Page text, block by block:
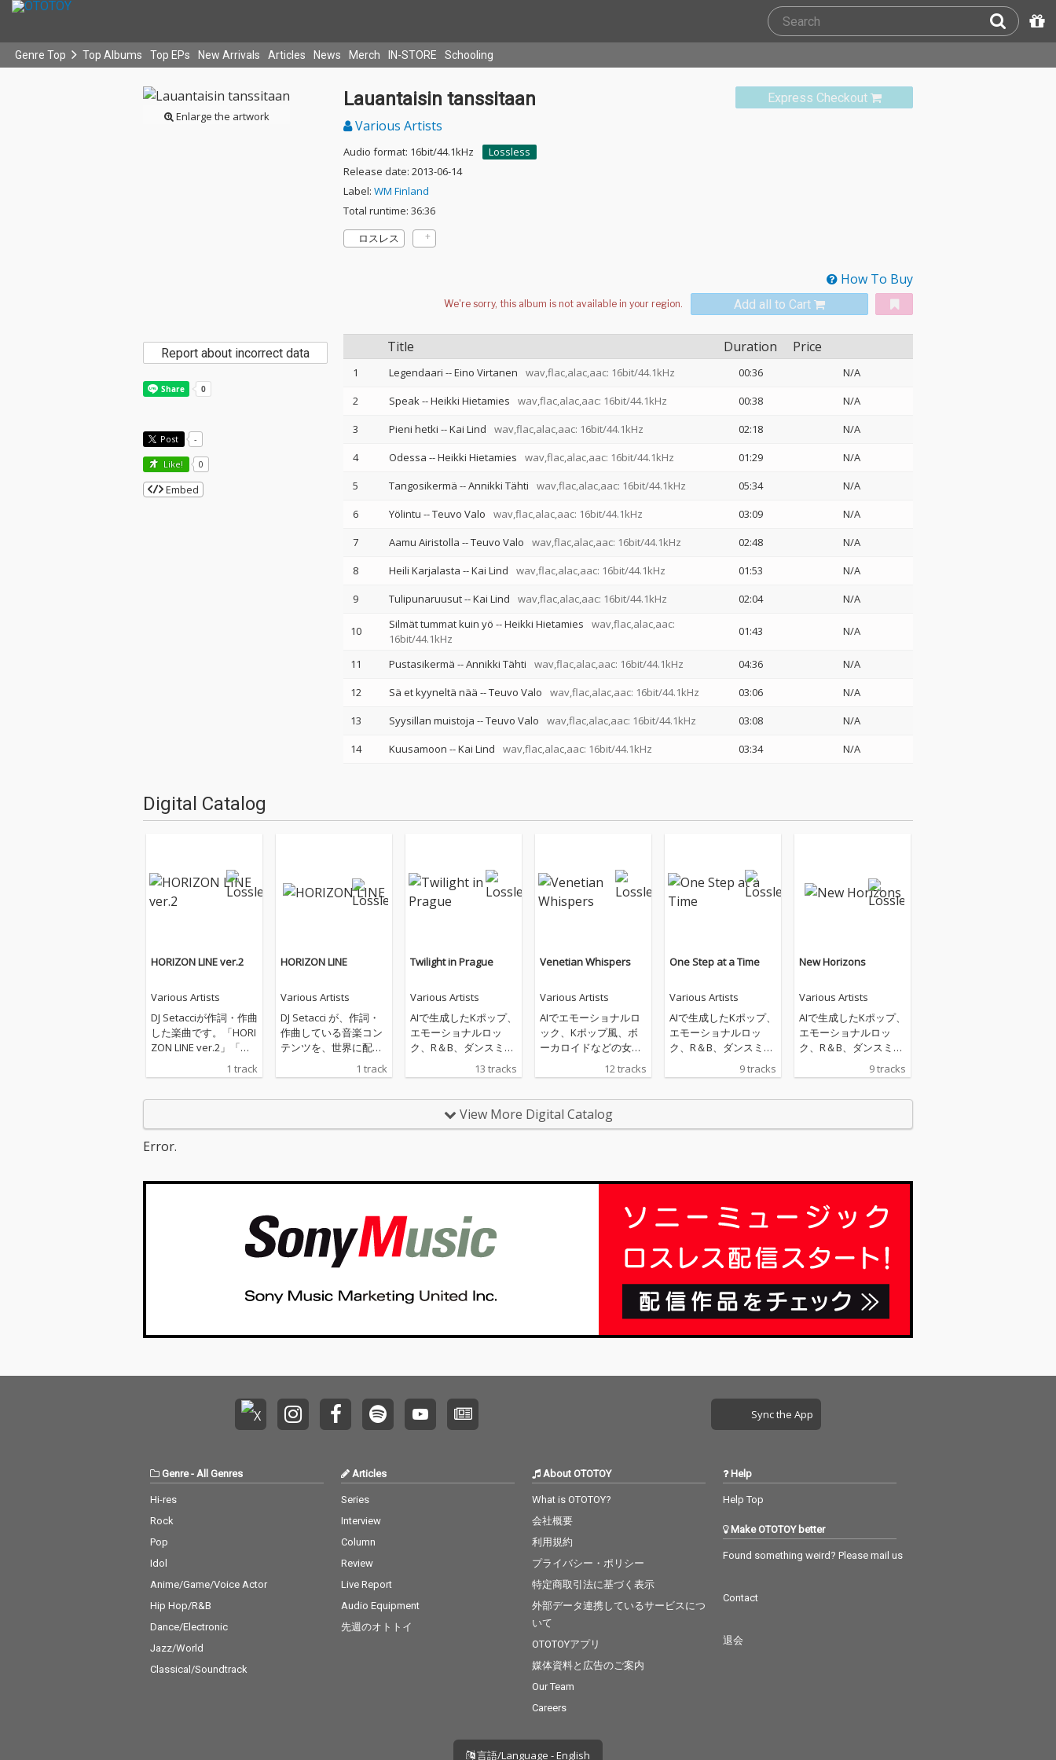
Genre Top Top Albums Top EPs New Arrivals Articles News Merch IN-STORE Schooling
Enlarge the artwork
Express Checkout
Lauantaisin tanssitaan
Various Artists
Audio format: 16bit/44.1kHz
Lossless
Release date: 2013-06-14
Label: WM Finland
Total runtime: 36:36
ロスレス
How To Buy
Add all to Cart
Title Duration Price
1 Legendaari --Eino Virtanen wav,flac,alac,aac: 16bit/44.1kHz 00:36
N/A
2
Speak--Heikki Hietamies wav,flac,alac,aac: 16bit/44.1kHz 00:38
N/A
3
Pieni hetki --Kai Lind wav,flac,alac,aac: 16bit/44.1kHz 02:18
N/A
4
Odessa --Heikki Hietamies wav,flac,alac,aac: 16bit/44.1kHz 01:29
N/A
5
Tangosikermä --Annikki Tähti wav,flac,alac,aac: 16bit/44.1kHz 05:34
N/A
6
Yölintu --Teuvo Valo wav,flac,alac,aac: 16bit/44.1kHz 03:09
N/A
7
Aamu Airistolla --Teuvo Valo wav,flac,alac,aac: 16bit/44.1kHz 02:48
N/A
8
Heili Karjalasta --Kai Lind wav,flac,alac,aac: 16bit/44.1kHz 01:53
N/A
9
Tulipunaruusut--Kai Lind wav,flac,alac,aac: 16bit/44.1kHz 02:04 N/A
10 Silmät tummat kuin yö --Heikki Hietamies
wav,flac,alac,aac:
16bit/44.1kHz
01:43 N/A
11 Pustasikermä --Annikki Tähti wav,flac,alac,aac: 16bit/44.1kHz 04:36
N/A
12
Sä et kyyneltä nää --Teuvo Valo wav,flac,alac,aac: 16bit/44.1kHz 03:06
N/A
13
Syysillan muistoja --Teuvo Valo wav,flac,alac,aac: 16bit/44.1kHz 03:08
N/A
14
Kuusamoon --Kai Lind wav,flac,alac,aac: 16bit/44.1kHz 03:34 N/A
Report about incorrect data
Post -
Like! 0
Embed
Digital Catalog
HORIZON LINE ver.2
Various Artists
DJ Setacciが作詞・作曲
した楽曲です。「HORI
ZON LINE ver.2」「水
として、配信いたしま
の大切さに、想いを込
1 track
HORIZON LINE
Various Artists
DJ Setacci が、作詞・
作曲している音楽コン
テンツを、世界に配信
ンルは、House、R&
1 track
Twilight in Prague
Various Artists
AIで生成したKポップ、
エモーショナルロッ
ク、R＆B、ダンスミュ
ージックの曲を配信し
ています。私の生成し
入りの曲になることを
願っています。
13 tracks
Venetian Whispers
Various Artists
AIでエモーショナルロ
ック、Kポップ風、ボ
ーカロイドなどの女性
す。基本的に英語で、
きなので幅広く、あな
たの生活の中に溶け込
ます。
12 tracks
One Step at a Time
Various Artists
AIで生成したKポップ、
エモーショナルロッ
ク、R＆B、ダンスミュ
ージックの曲を配信し
ています。私の生成し
9 tracks
New Horizons
Various Artists
AIで生成したKポップ、
エモーショナルロッ
ク、R＆B、ダンスミュ
ージックの曲を配信し
ています。私の生成し
9 tracks
View More Digital Catalog
Error.
Sync the App
Genre- All Genres
Hi-res
Rock
Pop
Idol
Anime/Game/Voice Actor
Hip Hop/R&B
Dance/Electronic
Jazz/World
Classical/Soundtrack
Articles
Series
Interview
Column
Review
Live Report
Audio Equipment
先週のオトトイ
About OTOTOY
What is OTOTOY?
会社概要
利用規約
プライバシー・ポリシー
特定商取引法に基づく表示
外部データ連携しているサービスにつ
いて
OTOTOYアプリ
媒体資料と広告のご案内
Our Team
Careers
Help
Help Top
Make OTOTOY better
Found something weird? Please mail us
Contact
退会
言語/Language - English